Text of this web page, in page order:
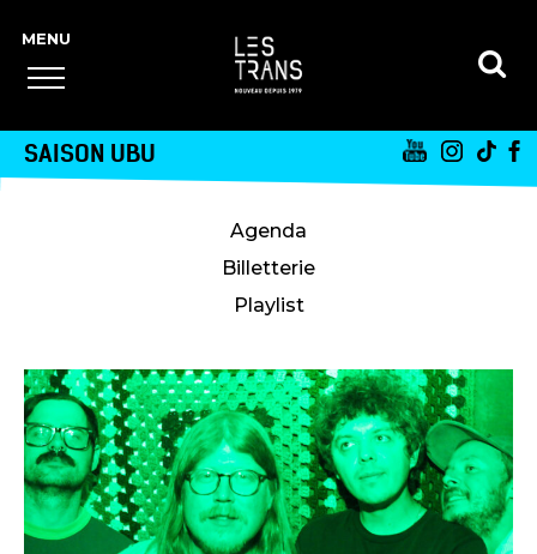
SAISON UBU
Agenda
Billetterie
Playlist